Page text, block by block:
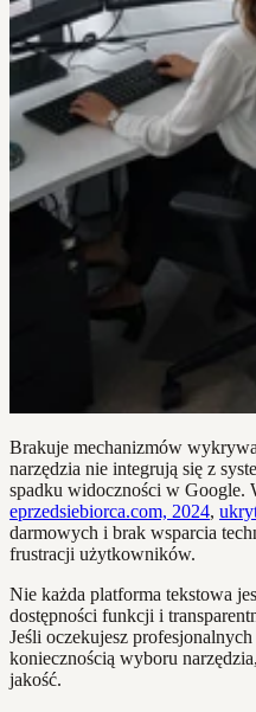
Brakuje mechanizmów
narzędzia nie integrują się z
spadku widoczności w Google.
eprzedsiebiorca.com, 2024,
darmowych i brak wsparcia
frustracji użytkowników.
Nie każda platforma tekstowa
dostępności funkcji i
Jeśli oczekujesz
koniecznością wyboru
jakość.